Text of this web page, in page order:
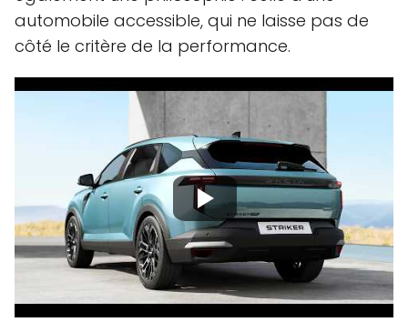
automobile accessible, qui ne laisse pas de
côté le critère de la performance.